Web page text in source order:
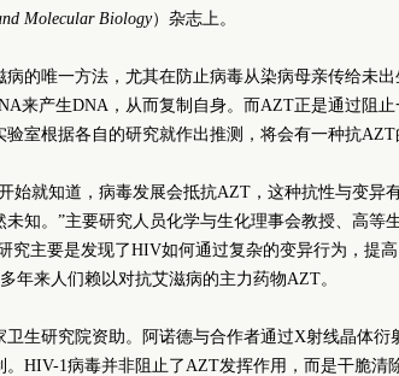
Molecular Biology）杂志上。
的唯一方法，尤其在防止病毒从染病母亲传给未
来产生DNA，从而复制自身。而AZT正是通过阻
验室根据各自的研究就作出推测，将会有一种抗AZT
始就知道，病毒发展会抵抗AZT，这种抗性与变异
知。”主要研究人员化学与生化理事会教授、高等
究主要是发现了HIV如何通过复杂的变异行为，提
年来人们赖以对抗艾滋病的主力药物AZT。
卫生研究院资助。阿诺德与合作者通过X射线晶体衍
。HIV-1病毒并非阻止了AZT发挥作用，而是干脆清